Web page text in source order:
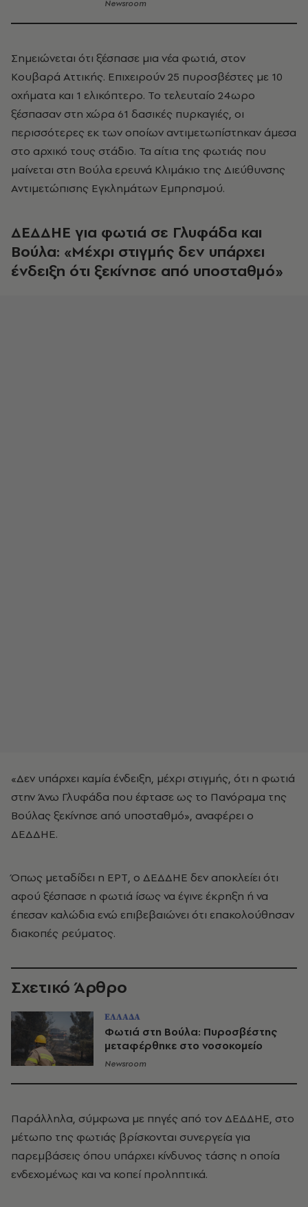
Newsroom
Σημειώνεται ότι ξέσπασε μια νέα φωτιά, στον
Κουβαρά Αττικής. Επιχειρούν 25 πυροσβέστες με 10
οχήματα και 1 ελικόπτερο. Το τελευταίο 24ωρο
ξέσπασαν στη χώρα 61 δασικές πυρκαγιές, οι
περισσότερες εκ των οποίων αντιμετωπίστηκαν άμεσα
στο αρχικό τους στάδιο. Τα αίτια της φωτιάς που
μαίνεται στη Βούλα ερευνά Κλιμάκιο της Διεύθυνσης
Αντιμετώπισης Εγκλημάτων Εμπρησμού.
ΔΕΔΔΗΕ για φωτιά σε Γλυφάδα και
Βούλα: «Μέχρι στιγμής δεν υπάρχει
ένδειξη ότι ξεκίνησε από υποσταθμό»
«Δεν υπάρχει καμία ένδειξη, μέχρι στιγμής, ότι η φωτιά
στην Άνω Γλυφάδα που έφτασε ως το Πανόραμα της
Βούλας ξεκίνησε από υποσταθμό», αναφέρει ο
ΔΕΔΔΗΕ.
Όπως μεταδίδει η ΕΡΤ, ο ΔΕΔΔΗΕ δεν αποκλείει ότι
αφού ξέσπασε η φωτιά ίσως να έγινε έκρηξη ή να
έπεσαν καλώδια ενώ επιβεβαιώνει ότι επακολούθησαν
διακοπές ρεύματος.
Σχετικό Άρθρο
ΕΛΛΑΔΑ
Φωτιά στη Βούλα: Πυροσβέστης
μεταφέρθηκε στο νοσοκομείο
Newsroom
Παράλληλα, σύμφωνα με πηγές από τον ΔΕΔΔΗΕ, στο
μέτωπο της φωτιάς βρίσκονται συνεργεία για
παρεμβάσεις όπου υπάρχει κίνδυνος τάσης η οποία
ενδεχομένως και να κοπεί προληπτικά.